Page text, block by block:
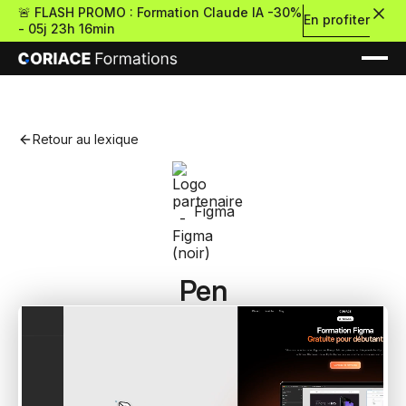
🚨 FLASH PROMO : Formation Claude IA -30%
- 05j 23h 16min
En profiter
Ressources Premium
Formations
Pour découvrir le no-
À propos
Retour au lexique
Figma
Pen